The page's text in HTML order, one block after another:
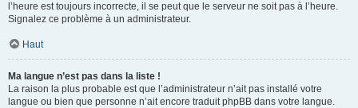
l’heure est toujours incorrecte, il se peut que le serveur ne soit pas à l’heure.
Signalez ce problème à un administrateur.
Haut
Ma langue n’est pas dans la liste !
La raison la plus probable est que l’administrateur n’ait pas installé votre
langue ou bien que personne n’ait encore traduit phpBB dans votre langue.